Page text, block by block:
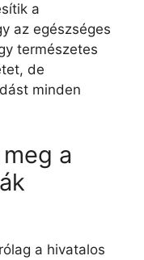
a
az egészséges
természetes
de
minden
a
a hivatalos